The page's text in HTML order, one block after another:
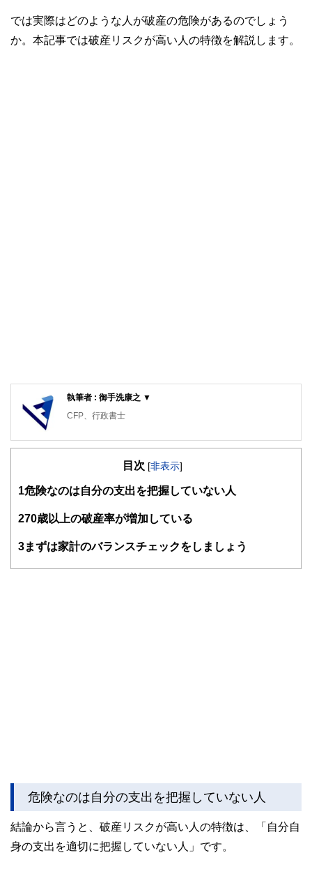
では実際はどのような人が破産の危険があるのでしょう
か。本記事では破産リスクが高い人の特徴を解説します。
執筆者 : 御手洗康之 ▼
CFP、行政書士
目次 [非表示]
1危険なのは自分の支出を把握していない人
270歳以上の破産率が増加している
3まずは家計のバランスチェックをしましょう
危険なのは自分の支出を把握していない人
結論から言うと、破産リスクが高い人の特徴は、「自分自
身の支出を適切に把握していない人」です。